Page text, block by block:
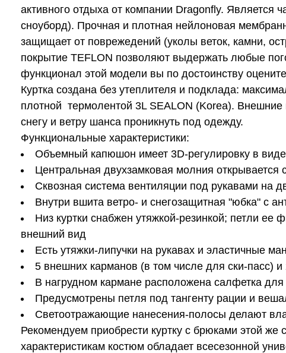
активного отдыха от компании Dragonfly. Является
сноуборд). Прочная и плотная нейлоновая
защищает от поврежедений (уколы веток, камни,
покрытие TEFLON позволяют выдержать любые
функционал этой модели вы по достоинству
Куртка создана без утеплителя и подклада:
плотной термолентой 3L SEALON (Korea).
снегу и ветру шанса проникнуть под одежду.
Функциональные характеристики:
Объемный капюшон имеет 3D-регулировку в
Центральная двухзамковая молния открывается
Сквозная система вентиляции под рукавами на
Внутри вшита ветро- и снегозащитная "юбка" с
Низ куртки снабжен утяжкой-резинкой; петли
внешний вид
Есть утяжки-липучки на рукавах и эластичные
5 внешних карманов (в том числе для ски-пасс)
В нагрудном кармане расположена салфетка для
Предусмотрены петля под тангенту рации и
Светоотражающие нанесения-полосы делают
Рекомендуем приобрести куртку с брюками этой
характеристикам костюм обладает всесезонной